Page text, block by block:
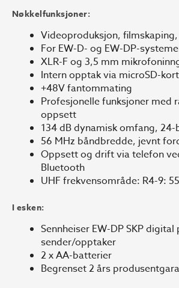
Nøkkelfunksjoner:
Videoproduksjon,
For EW-D- og EW-DP-
XLR-F og 3,5 mm
Intern opptak via microSD-kort
+48V fantommating
Profesjonelle funksjoner med
oppsett
134 dB dynamisk omfang,
56 MHz båndbredde, jevnt
Oppsett og drift via telefon
Bluetooth
UHF frekvensområde: R4-9:
I esken:
Sennheiser EW-DP SKP
sender/opptaker
2 x AA-batterier
Begrenset 2 års